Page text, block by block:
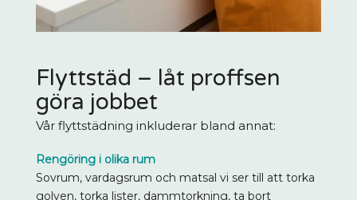
Flyttstäd – låt proffsen
göra jobbet
Vår flyttstädning inkluderar bland annat:
Rengöring i olika rum
Sovrum, vardagsrum och matsal vi ser till att torka
golven, torka lister, dammtorkning, ta bort